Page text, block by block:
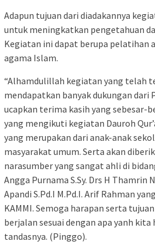
Adapun tujuan dari diadakannya
untuk meningkatkan pengetahuan
Kegiatan ini dapat berupa pelatihan
agama Islam.
“Alhamdulillah kegiatan yang telah
mendapatkan banyak dukungan dari
ucapkan terima kasih yang sebesar-
yang mengikuti kegiatan Dauroh
yang merupakan dari anak-anak
masyarakat umum. Serta akan
narasumber yang sangat ahli di
Angga Purnama S.Sy. Drs H Thamrin
Apandi S.Pd.I M.Pd.I. Arif Rahman
KAMMI. Semoga harapan serta
berjalan sesuai dengan apa yanh kita
tandasnya. (Pinggo).